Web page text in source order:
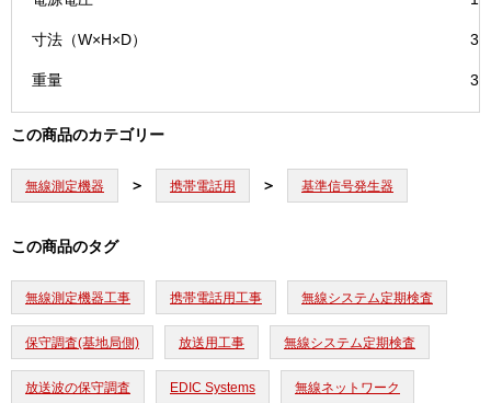
寸法（W×H×D）
重量
この商品のカテゴリー
無線測定機器 携帯電話用 基準信号発生器
この商品のタグ
無線測定機器工事 携帯電話用工事 無線システム定期検査
保守調査(基地局側) 放送用工事 無線システム定期検査
放送波の保守調査 EDIC Systems 無線ネットワーク